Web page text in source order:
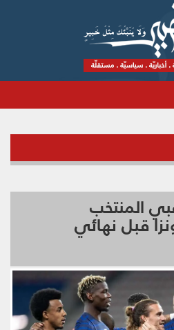
المنتخب
قبل نهائي